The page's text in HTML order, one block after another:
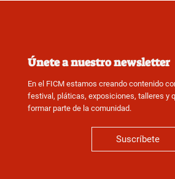
Únete a nuestro newsletter
En el FICM estamos creando contenido
festival, pláticas, exposiciones, talleres y
formar parte de la comunidad.
Suscríbete